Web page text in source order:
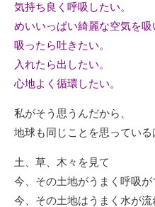
気持ち良く呼吸したい。
めいいっぱい綺麗な空気を吸
吸ったら吐きたい。
入れたら出したい。
心地よく循環したい。
私がそう思うんだから、
地球も同じことを思っている
土、草、木々を見て
今、その土地がうまく呼吸が
今、その土地はうまく水が流